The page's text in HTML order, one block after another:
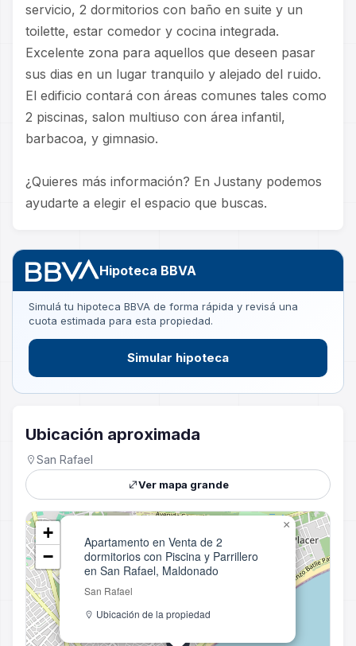
servicio, 2 dormitorios con baño en suite y un
toilette, estar comedor y cocina integrada.
Excelente zona para aquellos que deseen pasar
sus dias en un lugar tranquilo y alejado del ruido.
El edificio contará con áreas comunes tales como
2 piscinas, salon multiuso con área infantil,
barbacoa, y gimnasio.
¿Quieres más información? En Justany podemos
ayudarte a elegir el espacio que buscas.
Hipoteca BBVA
Simulá tu hipoteca BBVA de forma rápida y revisá una
cuota estimada para esta propiedad.
Simular hipoteca
Ubicación aproximada
San Rafael
Ver mapa grande
Apartamento en Venta de 2
dormitorios con Piscina y Parrillero
en San Rafael, Maldonado
San Rafael
Ubicación de la propiedad
×
+
−